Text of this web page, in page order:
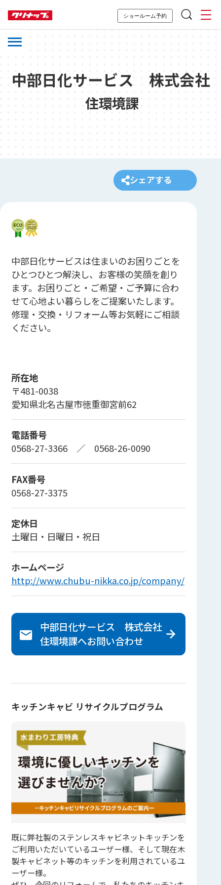
ショールーム予約
中部日化サービス 株式会社
住環境課
シェアする
中部日化サービスは住まいのお困りごとを
ひとつひとつ解決し、お客様の笑顔を創り
ます。お困りごと・ご希望・ご予算に合わ
せて心地よい暮らしをご提案いたします。
修理・交換・リフォーム等お気軽にご相談
ください。
所在地
〒481-0038
愛知県北名古屋市徳重御宮前62
電話番号
0568-27-3366／ 0568-26-0090
FAX番号
0568-27-3375
定休日
土曜日・日曜日・祝日
ホームページ
http://www.chubu-nikka.co.jp/company/
中部日化サービス 株式会社
住環境課へお問い合わせ
キッチンキャビ リサイクルプログラム
既に弊社製のステンレスキャビネットキッチンを
ご利用いただいているユーザー様、そして現在木
製キャビネット等のキッチンを利用されているユ
ーザー様。